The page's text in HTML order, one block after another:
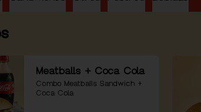
Meatballs + Coca Cola
Combo Meatballs Sandwich +
Coca Cola